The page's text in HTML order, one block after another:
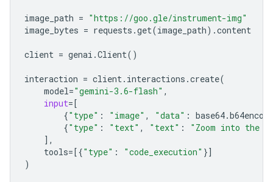
image_path = "https://goo.gle/instrument-img"
image_bytes = requests .get(image_path) .content
client = genai .Client()
interaction = client. interactions .create(
model="gemini-3.6-flash" ,
input=[
{"type" : "image" , "data" : base64.b64encode
{"type" : "text" , "text" :
"Zoom into the
],
tools=[{"type" : "code_execution" }]
)